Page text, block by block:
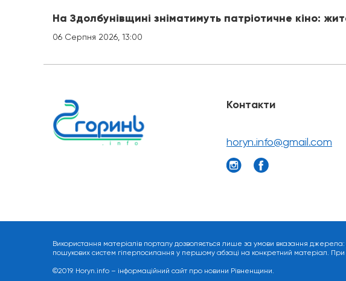
На Здолбунівщині зніматимуть патріотичне кіно:
06 Серпня 2026, 13:00
Контакти
horyn.info@gmail.com
Використання матеріалів порталу дозволяється лише за умови вказання
пошукових систем гіперпосилання у першому абзаці на конкретний матеріал. При
©2019. Horyn.info – інформаційний сайт про новини Рівненщини.